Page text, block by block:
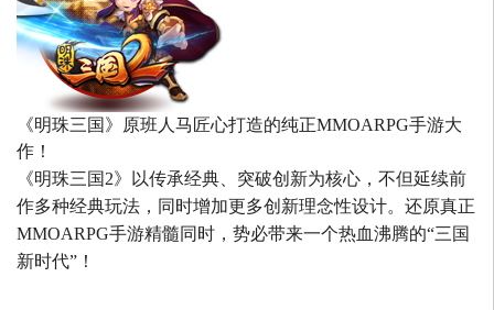
《明珠三国》原班人马匠心打造的纯正MMOARPG手游大
作！
《明珠三国2》以传承经典、突破创新为核心，不但延续前
作多种经典玩法，同时增加更多创新理念性设计。还原真正
MMOARPG手游精髓同时，势必带来一个热血沸腾的“三国
新时代”！